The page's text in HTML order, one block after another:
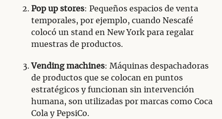
Pop up stores: Pequeños espacios de venta
temporales, por ejemplo, cuando Nescafé
colocó un stand en New York para regalar
muestras de productos.
Vending machines: Máquinas despachadoras
de productos que se colocan en puntos
estratégicos y funcionan sin intervención
humana, son utilizadas por marcas como Coca
Cola y PepsiCo.